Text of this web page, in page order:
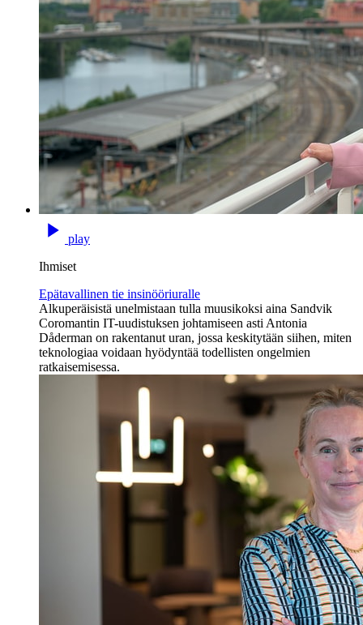
play
Ihmiset
Epätavallinen tie insinööriuralle
Alkuperäisistä unelmistaan tulla muusikoksi aina Sandvik
Coromantin IT-uudistuksen johtamiseen asti Antonia
Dåderman on rakentanut uran, jossa keskitytään siihen, miten
teknologiaa voidaan hyödyntää todellisten ongelmien
ratkaisemisessa.